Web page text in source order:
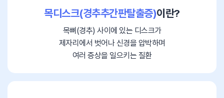
목디스크(경추추간판탈출증)이란?
목뼈(경추) 사이에 있는 디스크가
제자리에서 벗어나 신경을 압박하며
여러 증상을 일으키는 질환